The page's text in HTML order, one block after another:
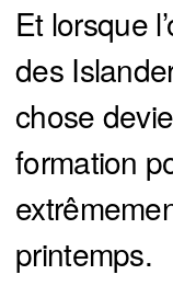
Et lorsque
des
chose
formation
printemps.